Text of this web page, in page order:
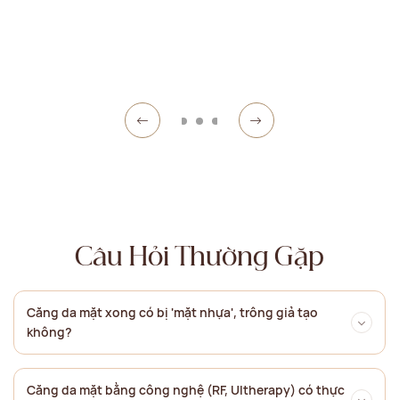
Câu Hỏi Thường Gặp
Căng da mặt xong có bị 'mặt nhựa', trông giả tạo
không?
Căng da mặt bằng công nghệ (RF, Ultherapy) có thực